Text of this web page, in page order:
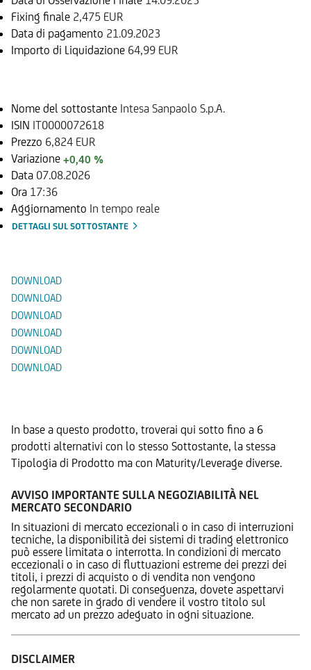
Fixing finale 2,475 EUR
Data di pagamento 21.09.2023
Importo di Liquidazione 64,99 EUR
Nome del sottostante Intesa Sanpaolo S.p.A.
ISIN IT0000072618
Prezzo 6,824 EUR
Variazione +0,40 %
Data 07.08.2026
Ora 17:36
Aggiornamento In tempo reale
DETTAGLI SUL SOTTOSTANTE
DOWNLOAD
DOWNLOAD
DOWNLOAD
DOWNLOAD
DOWNLOAD
DOWNLOAD
In base a questo prodotto, troverai qui sotto fino a 6
prodotti alternativi con lo stesso Sottostante, la stessa
Tipologia di Prodotto ma con Maturity/Leverage diverse.
AVVISO IMPORTANTE SULLA NEGOZIABILITÀ NEL
MERCATO SECONDARIO
In situazioni di mercato eccezionali o in caso di interruzioni
tecniche, la disponibilità dei sistemi di trading elettronico
può essere limitata o interrotta. In condizioni di mercato
eccezionali o in caso di fluttuazioni estreme dei prezzi dei
titoli, i prezzi di acquisto o di vendita non vengono
regolarmente quotati. Di conseguenza, dovete aspettarvi
che non sarete in grado di vendere il vostro titolo sul
mercato ad un prezzo adeguato in ogni situazione.
DISCLAIMER